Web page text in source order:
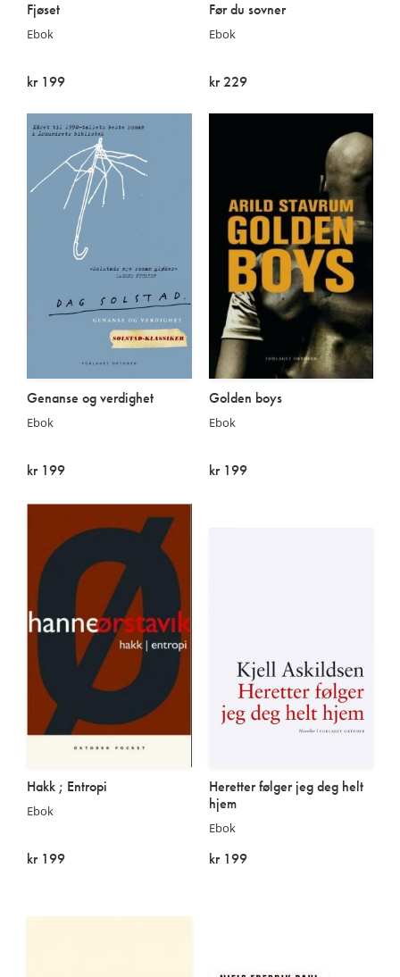
Fjøset
Ebok
kr 199
Før du sovner
Ebok
kr 229
Genanse og verdighet
Ebok
kr 199
Golden boys
Ebok
kr 199
Hakk ; Entropi
Ebok
kr 199
Heretter følger jeg deg helt
hjem
Ebok
kr 199